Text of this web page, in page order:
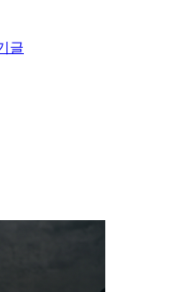
글